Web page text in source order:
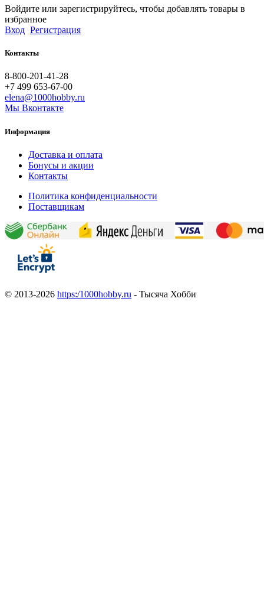
Войдите или зарегистрируйтесь, чтобы добавлять товары в
избранное
Вход Регистрация
Контакты
8-800-201-41-28
+7 499 653-67-00
elena@1000hobby.ru
Мы Вконтакте
Информация
Доставка и оплата
Бонусы и акции
Контакты
Политика конфиденциальности
Поставщикам
© 2013-2026 https:/1000hobby.ru - Тысяча Хобби